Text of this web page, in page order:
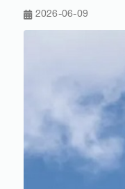
2026-06-09